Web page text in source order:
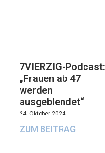
7VIERZIG-Podcast:
„Frauen ab 47
werden
ausgeblendet“
24. Oktober 2024
ZUM BEITRAG